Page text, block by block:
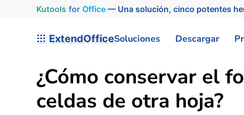
Kutools for Office— Una solución, cinco potentes
ExtendOfficeSoluciones Descargar
¿Cómo conservar el
celdas de otra hoja?